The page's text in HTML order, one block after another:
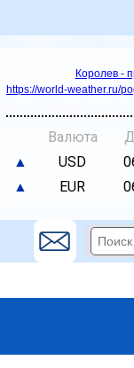
Королев -
https://world-weather.ru/
Валюта
▲
USD
▲
EUR